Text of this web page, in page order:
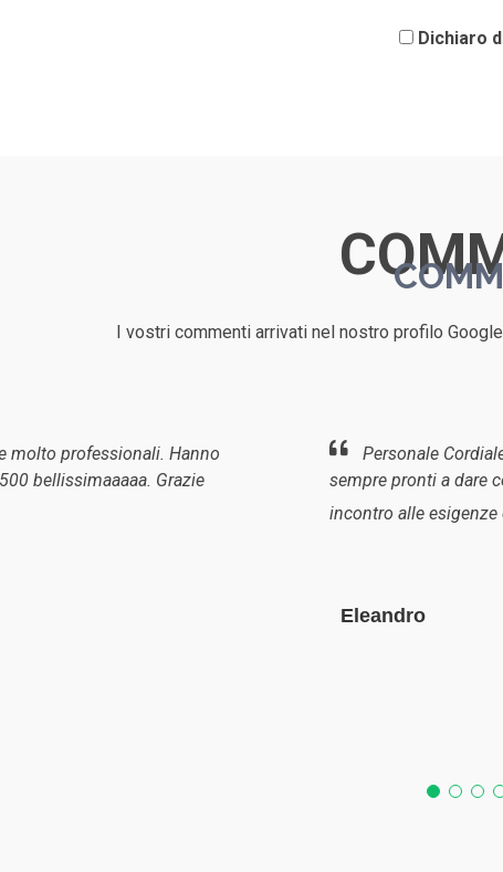
Dichiaro
I vostri commenti arrivati nel nostro profilo
molto professionali. Hanno
bellissimaaaaa. Grazie
Personale
sempre pronti a dare
incontro alle esigenze
Eleandro